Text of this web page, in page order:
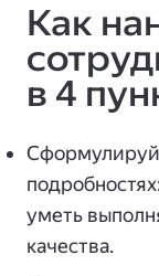
Как
в 4
уметь
качества.